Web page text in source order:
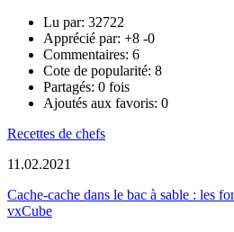
Lu par: 32722
Apprécié par: +8 -0
Commentaires: 6
Cote de popularité: 8
Partagés: 0 fois
Ajoutés aux favoris: 0
Recettes de chefs
11.02.2021
Cache-cache dans le bac à sable : les
vxCube